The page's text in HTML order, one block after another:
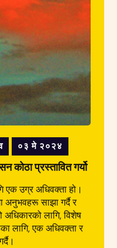
०३ मे २०२४
कोठा प्रस्तावित गर्यो
उग्र अधिवक्ता हो।
अनुभवहरू साझा गर्दै र
लागि, विशेष
लागि, एक अधिवक्ता र